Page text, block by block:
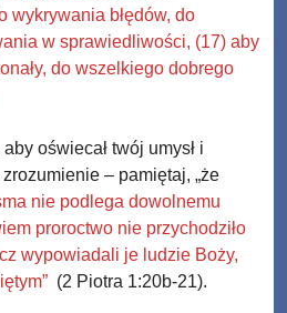
wykrywania błędów, do
w sprawiedliwości, (17) aby
do wszelkiego dobrego
oświecał twój umysł i
– pamiętaj, „że
nie podlega dowolnemu
proroctwo nie przychodziło
wypowiadali je ludzie Boży,
(2 Piotra 1:20b-21).